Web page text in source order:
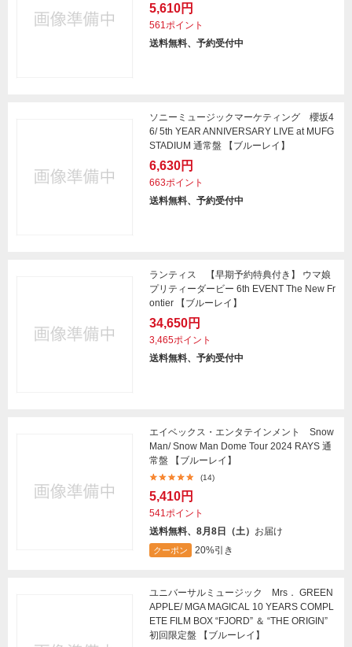
5,610円
561ポイント
送料無料、予約受付中
ソニーミュージックマーケティング 櫻坂4
6/ 5th YEAR ANNIVERSARY LIVE at MUFG
STADIUM 通常盤 【ブルーレイ】
6,630円
663ポイント
送料無料、予約受付中
ランティス 【早期予約特典付き】 ウマ娘
プリティーダービー 6th EVENT The New Fr
ontier 【ブルーレイ】
34,650円
3,465ポイント
送料無料、予約受付中
エイベックス・エンタテインメント Snow
Man/ Snow Man Dome Tour 2024 RAYS 通
常盤 【ブルーレイ】
(14)
5,410円
541ポイント
送料無料、8月8日（土） お届け
クーポン 20%引き
ユニバーサルミュージック Mrs． GREEN
APPLE/ MGA MAGICAL 10 YEARS COMPL
ETE FILM BOX “FJORD” ＆ “THE ORIGIN”
初回限定盤 【ブルーレイ】